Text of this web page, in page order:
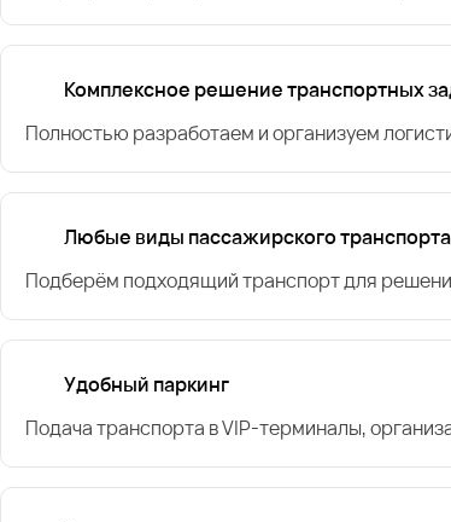
Комплексное решение транспортных
Полностью разработаем и организуем
Любые виды пассажирского транспорта
Подберём подходящий транспорт для
Удобный паркинг
Подача транспорта в VIP-терминалы,